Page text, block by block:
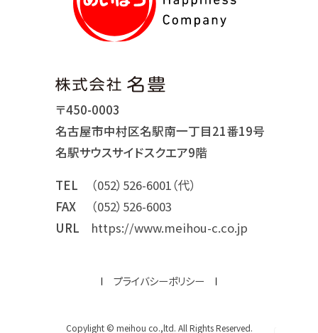
〒450-0003
名古屋市中村区名駅南一丁目21番19号
名駅サウスサイドスクエア9階
TEL
（052）526-6001（代）
FAX
（052）526-6003
URL
https://www.meihou-c.co.jp
プライバシーポリシー
Copylight © meihou co.,ltd. All Rights Reserved.